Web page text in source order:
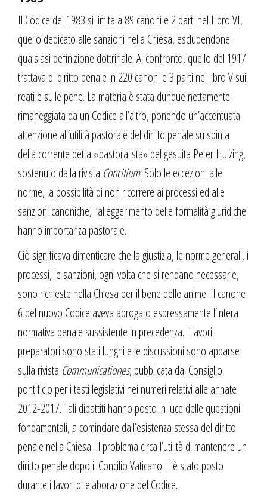
Il Codice del 1983 si limita a 89 canoni e 2 parti nel Libro VI,
quello dedicato alle sanzioni nella Chiesa, escludendone
qualsiasi definizione dottrinale. Al confronto, quello del 1917
trattava di diritto penale in 220 canoni e 3 parti nel libro V sui
reati e sulle pene. La materia è stata dunque nettamente
rimaneggiata da un Codice all’altro, ponendo un’accentuata
attenzione all’utilità pastorale del diritto penale su spinta
della corrente detta «pastoralista» del gesuita Peter Huizing,
sostenuto dalla rivista Concilium. Solo le eccezioni alle
norme, la possibilità di non ricorrere ai processi ed alle
sanzioni canoniche, l’alleggerimento delle formalità giuridiche
hanno importanza pastorale.
Ciò significava dimenticare che la giustizia, le norme generali, i
processi, le sanzioni, ogni volta che si rendano necessarie,
sono richieste nella Chiesa per il bene delle anime. Il canone
6 del nuovo Codice aveva abrogato espressamente l’intera
normativa penale sussistente in precedenza. I lavori
preparatori sono stati lunghi e le discussioni sono apparse
sulla rivista Communicationes, pubblicata dal Consiglio
pontificio per i testi legislativi nei numeri relativi alle annate
2012-2017. Tali dibattiti hanno posto in luce delle questioni
fondamentali, a cominciare dall’esistenza stessa del diritto
penale nella Chiesa. Il problema circa l’utilità di mantenere un
diritto penale dopo il Concilio Vaticano II è stato posto
durante i lavori di elaborazione del Codice.